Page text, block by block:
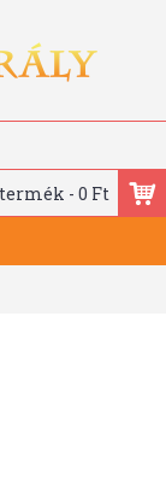
- 0 Ft